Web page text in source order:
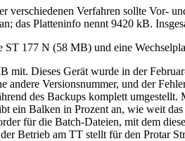
verschiedenen Verfahren sollte Vor-
das Platteninfo nennt 9420 kB.
ST 177 N (58 MB) und eine
mit. Dieses Gerät wurde in der
andere Versionsnummer, und der
des Backups komplett
ein Balken in Prozent an, wie weit
für die Batch-Dateien, mit dem
Betrieb am TT stellt für den Protar